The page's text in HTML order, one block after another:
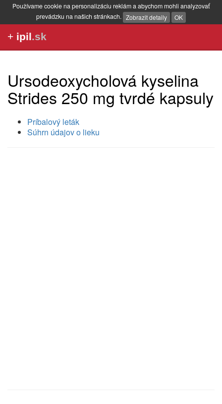
Používame cookie na personalizáciu reklám a abychom mohli analyzovať
prevádzku na našich stránkach. Zobrazit detaily OK
+ ipil.sk
Ursodeoxycholová kyselina
Strides 250 mg tvrdé kapsuly
Príbalový leták
Súhrn údajov o lieku